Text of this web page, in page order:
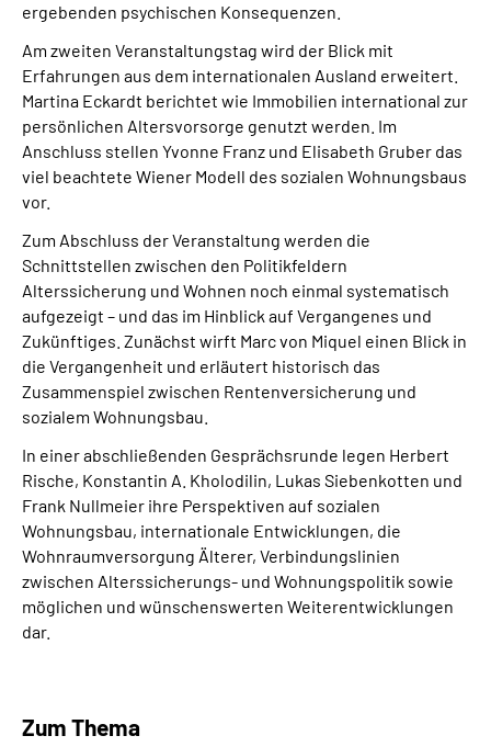
ergebenden psychischen Konsequenzen.
Am zweiten Veranstaltungstag wird der Blick mit
Erfahrungen aus dem internationalen Ausland erweitert.
Martina Eckardt berichtet wie Immobilien international zur
persönlichen Altersvorsorge genutzt werden. Im
Anschluss stellen Yvonne Franz und Elisabeth Gruber das
viel beachtete Wiener Modell des sozialen Wohnungsbaus
vor.
Zum Abschluss der Veranstaltung werden die
Schnittstellen zwischen den Politikfeldern
Alterssicherung und Wohnen noch einmal systematisch
aufgezeigt – und das im Hinblick auf Vergangenes und
Zukünftiges. Zunächst wirft Marc von Miquel einen Blick in
die Vergangenheit und erläutert historisch das
Zusammenspiel zwischen Rentenversicherung und
sozialem Wohnungsbau.
In einer abschließenden Gesprächsrunde legen Herbert
Rische, Konstantin A. Kholodilin, Lukas Siebenkotten und
Frank Nullmeier ihre Perspektiven auf sozialen
Wohnungsbau, internationale Entwicklungen, die
Wohnraumversorgung Älterer, Verbindungslinien
zwischen Alterssicherungs- und Wohnungspolitik sowie
möglichen und wünschenswerten Weiterentwicklungen
dar.
Zum Thema